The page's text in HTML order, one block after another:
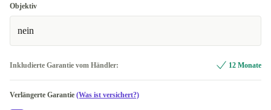
Gut
Sehr gut
Objektiv
nein
Inkludierte Garantie vom Händler: 12 Monate
Verlängerte Garantie (Was ist versichert?)